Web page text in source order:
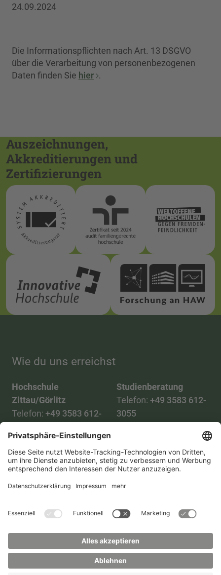
24.09.2024
Die Informationspflichten nach Art. 13 DSGVO
über die Verarbeitung von personenbezogenen
Daten finden Sie hier .
Auszeichnungen,
Akkreditierungen und
Zertifizierungen
Wie du uns erreichst
Hochschule
Zittau/Görlitz
Telefon: +49 3583 612-
Mail:info(at)hszg.de
Studienberatung
Telefon: +49 3583 612-
3055
Mail:
stud.info(at)hszg.de
TransparenzgesetzKontakt Lageplan